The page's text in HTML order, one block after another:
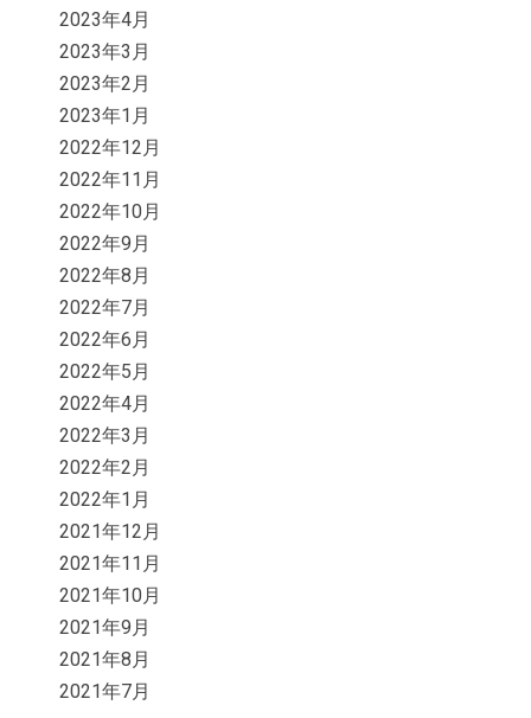
2023年4月
2023年3月
2023年2月
2023年1月
2022年12月
2022年11月
2022年10月
2022年9月
2022年8月
2022年7月
2022年6月
2022年5月
2022年4月
2022年3月
2022年2月
2022年1月
2021年12月
2021年11月
2021年10月
2021年9月
2021年8月
2021年7月